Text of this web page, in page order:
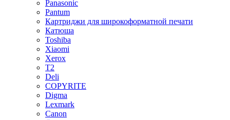
Panasonic
Pantum
Картриджи для широкоформатной печати
Катюша
Toshiba
Xiaomi
Xerox
T2
Deli
COPYRITE
Digma
Lexmark
Canon